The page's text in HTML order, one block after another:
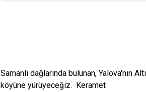
Samanlı dağlarında bulunan, Yalova'nın
köyüne yürüyeceğiz. Keramet